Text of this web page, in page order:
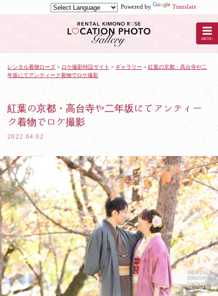
Powered by
Translate
ル
ー
ケ
撮
影：
紅
葉
の
京
都・
高
台
寺
や
二
年
坂
レンタル着物ローズ > ロケ撮影特設サイト > ギャラリー > 紅葉の京都・高台寺や二
年坂にてアンティーク着物でロケ撮影
紅葉の京都・高台寺や二年坂にてアンティー
ク着物でロケ撮影
2022.04.02